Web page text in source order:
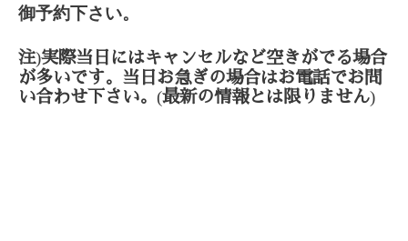
御予約下さい。
注)実際当日にはキャンセルなど空きがでる場合
が多いです。当日お急ぎの場合はお電話でお問
い合わせ下さい。 (最新の情報とは限りません)